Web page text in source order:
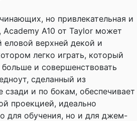
но привлекательная и
A10 от Taylor может
еловой верхней декой и
легко играть, который
больше и совершенствовать
сделанный из
сзади и по бокам, обеспечивает
проекцией, идеально
для обучения, но и для джем-